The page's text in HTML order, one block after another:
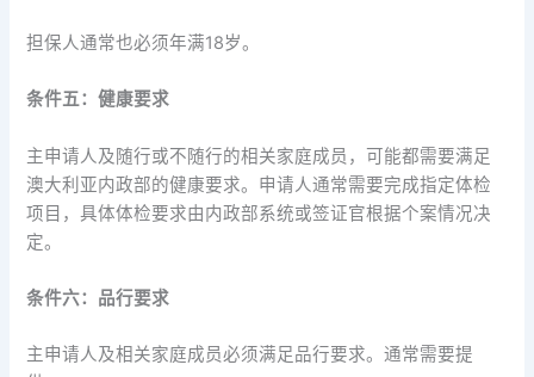
担保人通常也必须年满18岁。
条件五：健康要求
主申请人及随行或不随行的相关家庭成员，可能都需要满足
澳大利亚内政部的健康要求。申请人通常需要完成指定体检
项目，具体体检要求由内政部系统或签证官根据个案情况决
定。
条件六：品行要求
主申请人及相关家庭成员必须满足品行要求。通常需要提